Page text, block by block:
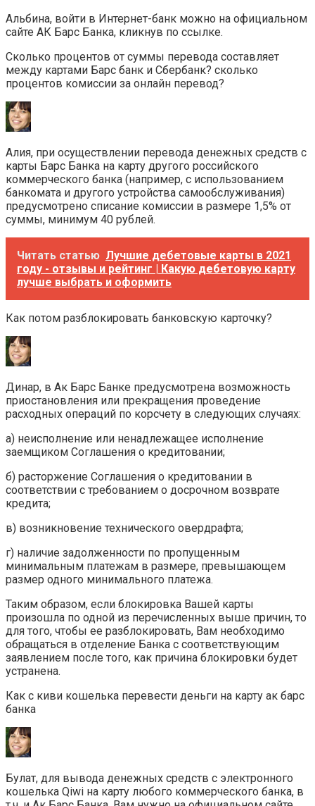
Альбина, войти в Интернет-банк можно на официальном
сайте АК Барс Банка, кликнув по ссылке.
Сколько процентов от суммы перевода составляет
между картами Барс банк и Сбербанк? сколько
процентов комиссии за онлайн перевод?
Алия, при осуществлении перевода денежных средств с
карты Барс Банка на карту другого российского
коммерческого банка (например, с использованием
банкомата и другого устройства самообслуживания)
предусмотрено списание комиссии в размере 1,5% от
суммы, минимум 40 рублей.
Читать статью Лучшие дебетовые карты в 2021
году - отзывы и рейтинг | Какую дебетовую карту
лучше выбрать и оформить
Как потом разблокировать банковскую карточку?
Динар, в Ак Барс Банке предусмотрена возможность
приостановления или прекращения проведение
расходных операций по корсчету в следующих случаях:
а) неисполнение или ненадлежащее исполнение
заемщиком Соглашения о кредитовании;
б) расторжение Соглашения о кредитовании в
соответствии с требованием о досрочном возврате
кредита;
в) возникновение технического овердрафта;
г) наличие задолженности по пропущенным
минимальным платежам в размере, превышающем
размер одного минимального платежа.
Таким образом, если блокировка Вашей карты
произошла по одной из перечисленных выше причин, то
для того, чтобы ее разблокировать, Вам необходимо
обращаться в отделение Банка с соответствующим
заявлением после того, как причина блокировки будет
устранена.
Как с киви кошелька перевести деньги на карту ак барс
банка
Булат, для вывода денежных средств с электронного
кошелька Qiwi на карту любого коммерческого банка, в